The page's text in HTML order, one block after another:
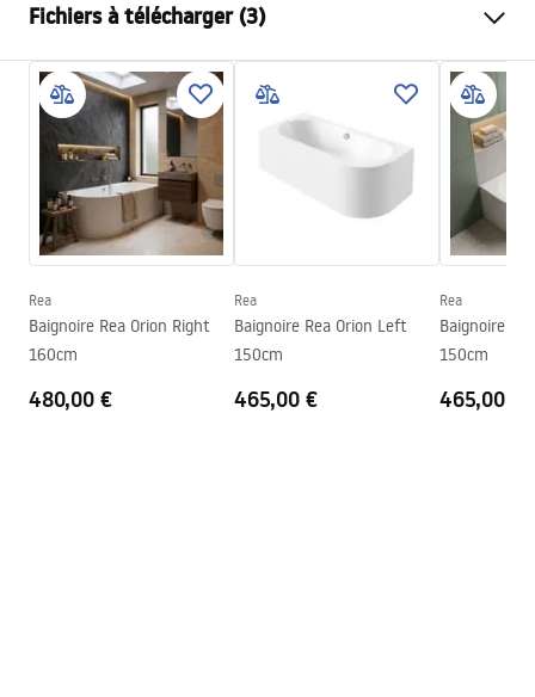
Couleur
Matériel
Acrylique
Longueur
1695
Largeur
750mm
Hauteur
Côté d'installation
Bonde et siphon inclus
Garantie
Fichiers à télécharger (3)
Informations de sécurité
WARUNKI_BEZPIECZENSTWA_WANNY.pdf
Conditions de garantie
Warranty_Terms_and_Conditions_Bathtubs.pdf
Instructions de montage
Orion_160_170.pdf
Rea
Baignoire Rea Orion Right
160cm
480,00 €
Rea
Baignoire Rea Orion Left
150cm
465,00 €
Rea
Baignoire
150cm
465,00 €